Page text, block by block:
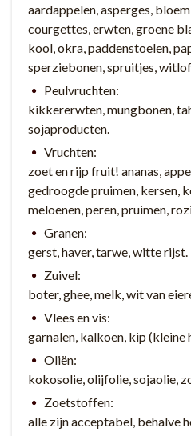
aardappelen, asperges,
courgettes, erwten, groene
kool, okra, paddenstoelen,
sperziebonen, spruitjes,
Peulvruchten:
kikkererwten, mungbonen,
sojaproducten.
Vruchten:
zoet en rijp fruit! ananas,
gedroogde pruimen, kersen,
meloenen, peren, pruimen,
Granen:
gerst, haver, tarwe, witte rijst.
Zuivel:
boter, ghee, melk, wit van
Vlees en vis:
garnalen, kalkoen, kip (kleine
Oliën:
kokosolie, olijfolie, sojaolie,
Zoetstoffen:
alle zijn acceptabel, behalve